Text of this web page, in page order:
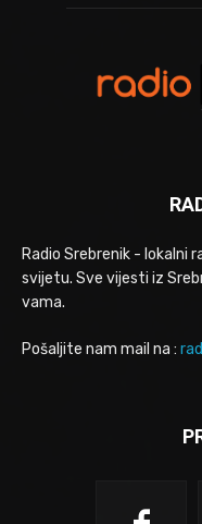
Radio Srebrenik - lokalni
svijetu. Sve vijesti iz
vama.
Pošaljite nam mail na :